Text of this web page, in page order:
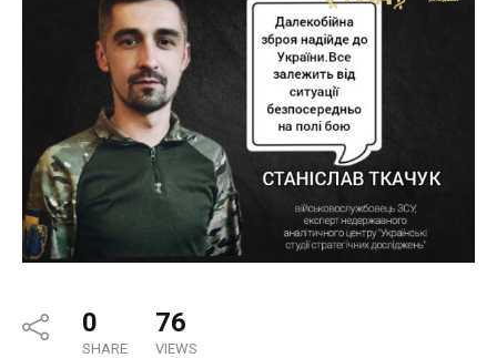
0
SHARE
76
VIEWS